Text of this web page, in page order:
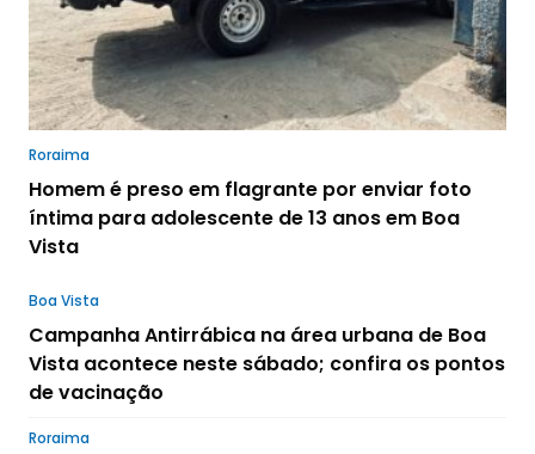
Roraima
Homem é preso em flagrante por enviar foto
íntima para adolescente de 13 anos em Boa
Vista
Boa Vista
Campanha Antirrábica na área urbana de Boa
Vista acontece neste sábado; confira os pontos
de vacinação
Roraima